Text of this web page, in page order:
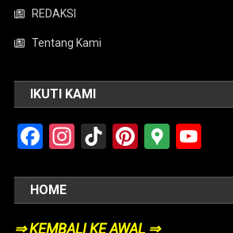
REDAKSI
Tentang Kami
IKUTI KAMI
Facebook
Instagram
TikTokPinterest
Google
HOME
⇒ KEMBALI KE AWAL ⇒